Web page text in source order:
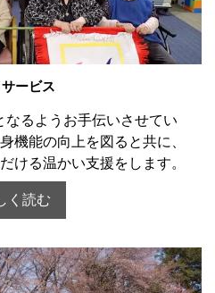
ービス
なるようお手伝いさせてい
機能の向上を図ると共に、
ける温かい支援をします。
く読む